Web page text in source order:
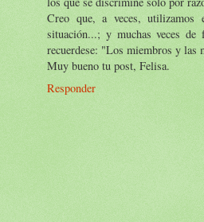
Creo que, a veces,
situación...; y muchas veces
recuerdese: "Los miembros y las
Muy bueno tu post, Felisa.
Responder